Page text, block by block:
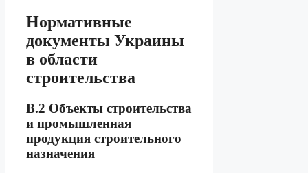
Нормативные
документы Украины
в области
строительства
B.2 Объекты строительства
и промышленная
продукция строительного
назначения